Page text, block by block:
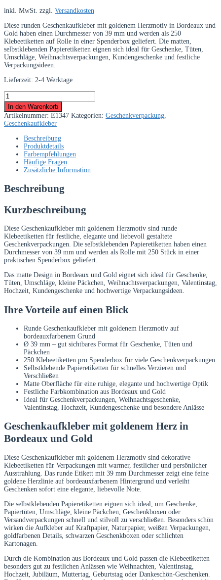
inkl. MwSt. zzgl. Versandkosten
Diese runden Geschenkaufkleber mit goldenem Herzmotiv in Bordeaux und
Gold haben einen Durchmesser von 39 mm und werden als 250
Klebeetiketten auf Rolle in einer Spenderbox geliefert. Die matten,
selbstklebenden Papieretiketten eignen sich ideal für Geschenke, Tüten,
Umschläge, Weihnachtsverpackungen, Kundengeschenke und festliche
Verpackungsideen.
Lieferzeit: 2-4 Werktage
Geschenkaufkleber
goldenes
Herz
–
rund
Klebeetiketten
Geschenke
Menge
In den Warenkorb
Artikelnummer: E1347 Kategorien: Geschenkverpackung
Geschenkaufkleber
Beschreibung
Produktdetails
Farbempfehlungen
Häufige Fragen
Zusätzliche Information
Beschreibung
Kurzbeschreibung
Diese Geschenkaufkleber mit goldenem Herzmotiv sind runde
Klebeetiketten für festliche, elegante und liebevoll gestaltete
Geschenkverpackungen. Die selbstklebenden Papieretiketten haben einen
Durchmesser von 39 mm und werden als Rolle mit 250 Stück in einer
praktischen Spenderbox geliefert.
Das matte Design in Bordeaux und Gold eignet sich ideal für Geschenke,
Tüten, Umschläge, kleine Päckchen, Weihnachtsverpackungen, Valentinstag,
Hochzeit, Kundengeschenke und hochwertige Verpackungsideen.
Ihre Vorteile auf einen Blick
Runde Geschenkaufkleber mit goldenem Herzmotiv auf
bordeauxfarbenem Grund
Ø 39 mm – gut sichtbares Format für Geschenke, Tüten und
Päckchen
250 Klebeetiketten pro Spenderbox für viele Geschenkverpackungen
Selbstklebende Papieretiketten für schnelles Verzieren und
Verschließen
Matte Oberfläche für eine ruhige, elegante und hochwertige Optik
Festliche Farbkombination aus Bordeaux und Gold
Ideal für Geschenkverpackungen, Weihnachtsgeschenke,
Valentinstag, Hochzeit, Kundengeschenke und besondere Anlässe
Geschenkaufkleber mit goldenem Herz in
Bordeaux und Gold
Diese Geschenkaufkleber mit goldenem Herzmotiv sind dekorative
Klebeetiketten für Verpackungen mit warmer, festlicher und persönlicher
Ausstrahlung. Das runde Etikett mit 39 mm Durchmesser zeigt eine feine
goldene Herzlinie auf bordeauxfarbenem Hintergrund und verleiht
Geschenken sofort eine elegante, liebevolle Note.
Die selbstklebenden Papieretiketten eignen sich ideal, um Geschenke,
Papiertüten, Umschläge, kleine Päckchen, Geschenkboxen oder
Versandverpackungen schnell und stilvoll zu verschließen. Besonders schön
wirken die Aufkleber auf Kraftpapier, Naturpapier, weißen Verpackungen,
goldfarbenen Details, schwarzen Geschenkboxen oder schlichten
Kartonagen.
Durch die Kombination aus Bordeaux und Gold passen die Klebeetiketten
besonders gut zu festlichen Anlässen wie Weihnachten, Valentinstag,
Hochzeit, Jubiläum, Muttertag, Geburtstag oder Dankeschön-Geschenken.